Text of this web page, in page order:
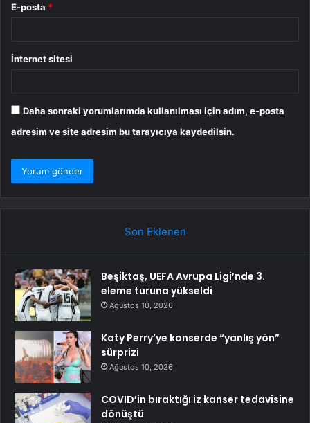
E-posta *
İnternet sitesi
Daha sonraki yorumlarımda kullanılması için adım, e-posta
adresim ve site adresim bu tarayıcıya kaydedilsin.
Son Eklenen
Beşiktaş, UEFA Avrupa Ligi’nde 3.
eleme turuna yükseldi
Ağustos 10, 2026
Katy Perry’ye konserde “yanlış yön”
sürprizi
Ağustos 10, 2026
COVID’in bıraktığı iz kanser tedavisine
dönüştü